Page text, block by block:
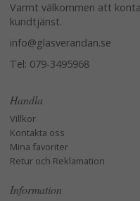
Varmt välkommen att
kundtjänst.
info@glasverandan.se
Tel: 079-3495968
Handla
Villkor
Kontakta oss
Mina favoriter
Retur och Reklamation
Information